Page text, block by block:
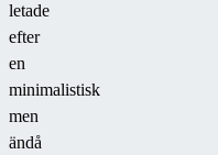
letade
efter
en
minimalistisk
men
ändå